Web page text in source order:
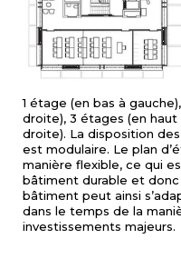
1 étage (en bas à
droite), 3 étages (en
droite). La disposition
est modulaire. Le plan
manière flexible, ce qui
bâtiment durable et
bâtiment peut ainsi
dans le temps de la
investissements majeurs.